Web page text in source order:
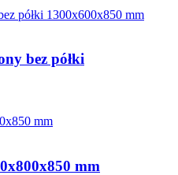
bez półki
mm